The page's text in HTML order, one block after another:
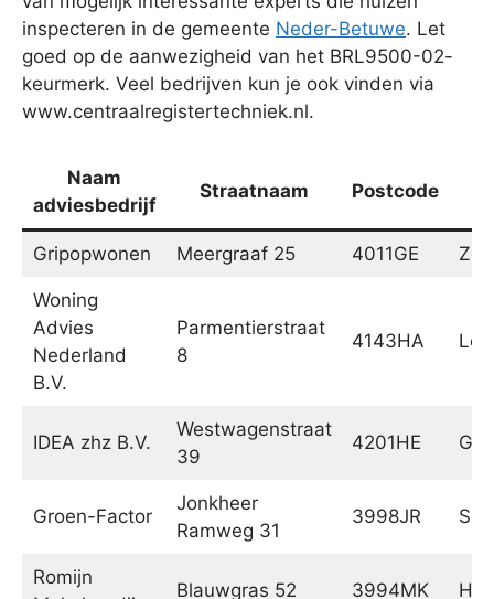
inspecteren in de gemeente Neder-Betuwe. Let
goed op de aanwezigheid van het BRL9500-02-
keurmerk. Veel bedrijven kun je ook vinden via
www.centraalregistertechniek.nl.
Naam
adviesbedrijf
Straatnaam Postcode
Gripopwonen Meergraaf 25 4011GE
Woning
Advies
Nederland
B.V.
Parmentierstraat
8
4143HA
IDEA zhz B.V.
Westwagenstraat
39
4201HE
Groen-Factor
Jonkheer
Ramweg 31
3998JR
Romijn
Blauwgras 52 3994MK